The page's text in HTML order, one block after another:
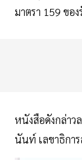
มาตรา 159 ขอ
หนังสือดังกล่าว
นันท์ เลขาธิกา